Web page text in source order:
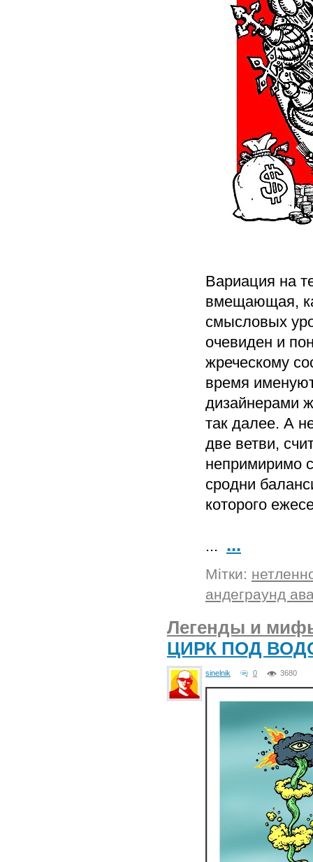
Вариация на
вмещающая,
смысловых
очевиден и
жреческому
время
дизайнерами
так далее. А
две ветви,
непримиримо
сродни
которого
... ...
Мітки:
андеграунд
Легенды и
ЦИРК ПОД
sinelnik 0 3680